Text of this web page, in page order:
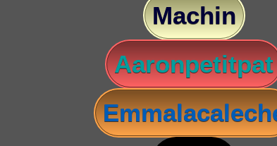
Machin
Aaronpetitpat